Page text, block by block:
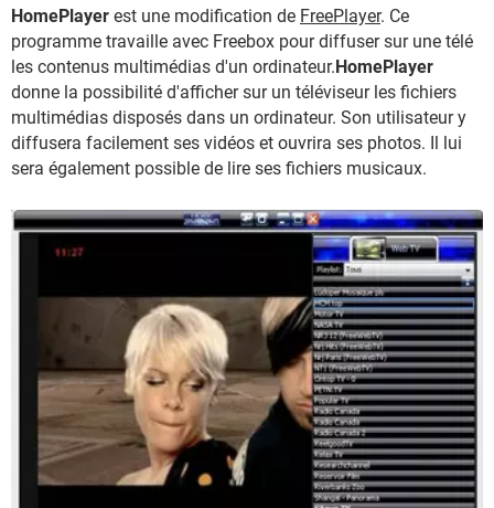
HomePlayer est une modification de FreePlayer. Ce
programme travaille avec Freebox pour diffuser sur une télé
les contenus multimédias d'un ordinateur.HomePlayer
donne la possibilité d'afficher sur un téléviseur les fichiers
multimédias disposés dans un ordinateur. Son utilisateur y
diffusera facilement ses vidéos et ouvrira ses photos. Il lui
sera également possible de lire ses fichiers musicaux.